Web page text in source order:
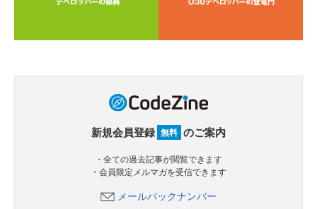
新規会員登録 無料 のご案内
・全ての過去記事が閲覧できます
・会員限定メルマガを受信できます
メールバックナンバー